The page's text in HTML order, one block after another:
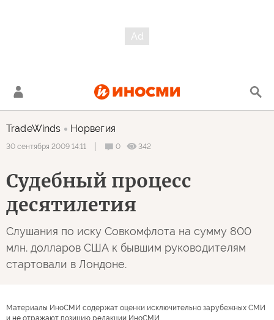
TradeWinds Норвегия
30 сентября 2009 14:11 0 342
Судебный процесс
десятилетия
Слушания по иску Совкомфлота на сумму 800
млн. долларов США к бывшим руководителям
стартовали в Лондоне.
Материалы ИноСМИ содержат оценки исключительно зарубежных СМИ
и не отражают позицию редакции ИноСМИ